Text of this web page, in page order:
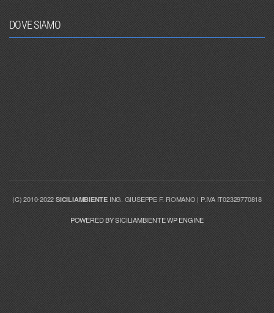
DOVE SIAMO
(C) 2010-2022SICILIAMBIENTEING. GIUSEPPE F. ROMANO | P.IVA IT02329770818
POWERED BY SICILIAMBIENTE WP ENGINE